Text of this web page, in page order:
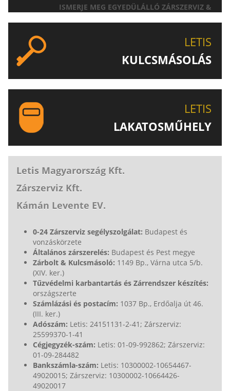
ISMERJE MEG EGYEDÜLÁLLÓ ZÁRSZERVIZ &
LETIS
KULCSMÁSOLÁS
LETIS
LAKATOSMŰHELY
Letis Magyarország Kft.
Zárszerviz Kft.
Kámán Levente EV.
0-24 Zárszerviz segélyszolgálat: Budapest és
vonzáskörzete
Általános zárszerelés: Budapest és Pest megye
Zárbolt & Kulcsmásoló: 1149 Bp., Várna utca 5/b.
(XIV. ker.)
Tűzvédelmi karbantartás és Zárrendszer készítés:
országszerte
Számlázási és postacím: 1037 Bp., Erdőalja út 46.
(III. ker.)
Adószám: Letis: 24151131-2-41; Zárszerviz:
25599370-1-41
Cégjegyzék-szám: Letis: 01-09-992862; Zárszerviz:
01-09-284482
Bankszámla-szám: Letis: 10300002-10654467-
49020015; Zárszerviz: 10300002-10664426-
49020017